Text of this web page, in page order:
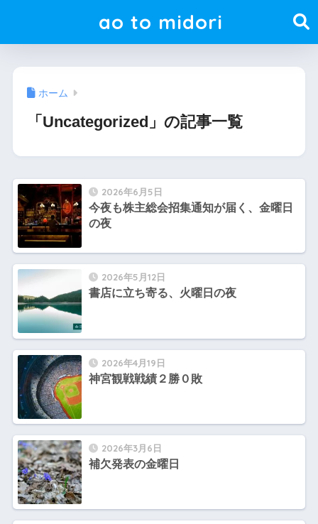
ao to midori
ホーム
「Uncategorized」の記事一覧
2026年6月5日
今夜も株主総会招集通知が届く、金曜日
の夜
2026年5月12日
書店に立ち寄る、火曜日の夜
2026年4月19日
神宮観戦戦績２勝０敗
2026年3月6日
補欠発表の金曜日